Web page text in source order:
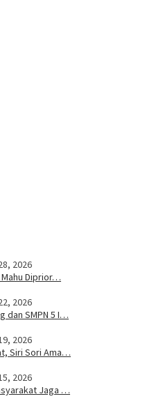
2026
Mahu Diprior…
2026
dan SMPN 5 I…
2026
Siri Sori Ama…
2026
Jaga …